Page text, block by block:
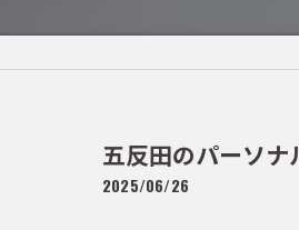
五反田のパーソ
2025/06/26